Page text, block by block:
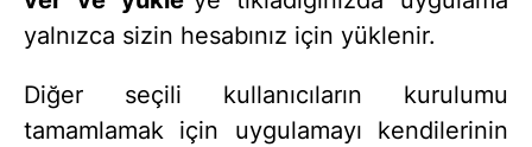
yalnızca sizin hesabınız için yüklenir.
Diğer seçili kullanıcıların kurulumu
tamamlamak için uygulamayı kendilerinin